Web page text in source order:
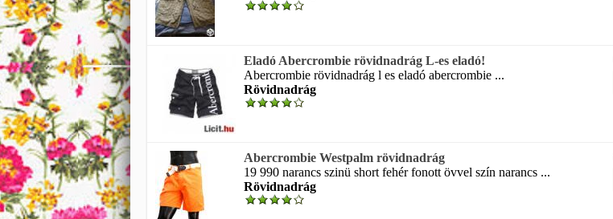
Eladó Abercrombie rövidnadrág L-es eladó!
Abercrombie rövidnadrág l es eladó abercrombie ...
Rövidnadrág
Abercrombie Westpalm rövidnadrág
19 990 narancs szinü short fehér fonott övvel szín narancs ...
Rövidnadrág